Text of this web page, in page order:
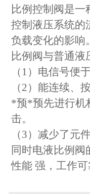
比例控制阀是
控制液压系统的
负载变化的影响
比例阀与普通
（1）电信号便
（2）能连续、
*预*预先进行机
击。
（3）减少了元
同时电液比例
性能 强，工作